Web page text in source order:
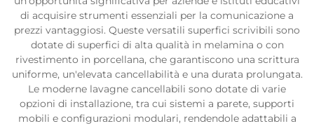
di acquisire strumenti essenziali per la comunicazione a
prezzi vantaggiosi. Queste versatili superfici scrivibili sono
dotate di superfici di alta qualità in melamina o con
rivestimento in porcellana, che garantiscono una scrittura
uniforme, un'elevata cancellabilità e una durata prolungata.
Le moderne lavagne cancellabili sono dotate di varie
opzioni di installazione, tra cui sistemi a parete, supporti
mobili e configurazioni modulari, rendendole adattabili a